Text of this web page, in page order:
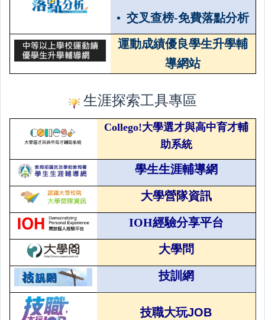
• 交叉查榜-免費落點分析
運動成績優良學生升學輔
導網站
生涯探索工具專區
Collego!大學選才與高中育才輔
助系統
學生生涯輔導網
大學營隊資訊
IOH經驗分享平台
大學問
技訓網
技職大玩JOB